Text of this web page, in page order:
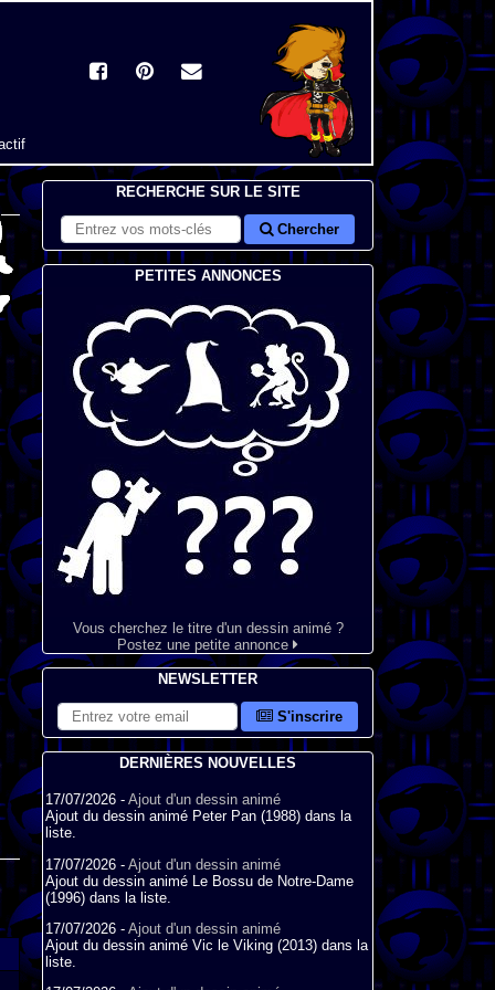
RECHERCHE SUR LE SITE
Chercher
PETITES ANNONCES
Vous cherchez le titre d'un dessin animé ?
Postez une petite annonce
NEWSLETTER
S'inscrire
DERNIÈRES NOUVELLES
17/07/2026 - Ajout d'un dessin animé
Ajout du dessin animé Peter Pan (1988) dans la
liste.
17/07/2026 - Ajout d'un dessin animé
Ajout du dessin animé Le Bossu de Notre-Dame
(1996) dans la liste.
17/07/2026 - Ajout d'un dessin animé
Ajout du dessin animé Vic le Viking (2013) dans la
liste.